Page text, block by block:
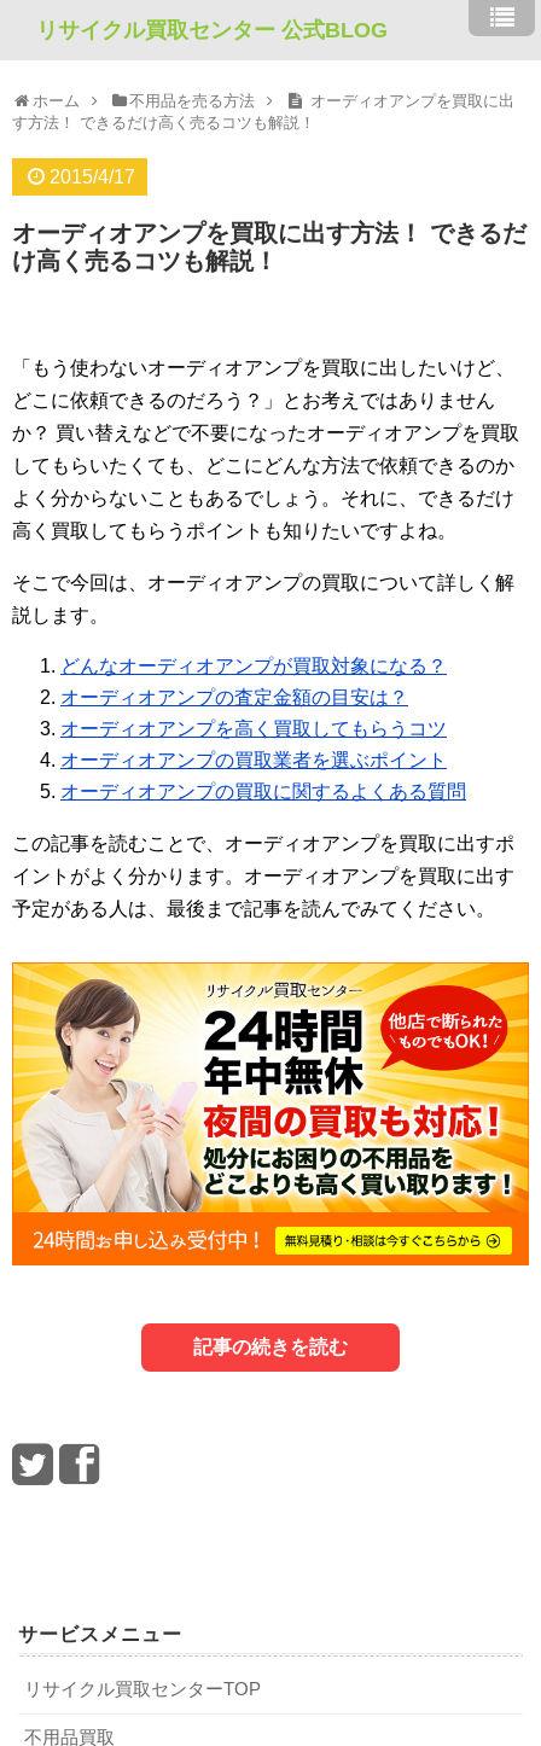
リサイクル買取センター 公式BLOG
ホーム 不用品を売る方法
オーディオアンプを買取に出
す方法！ できるだけ高く売るコツも解説！
2015/4/17
オーディオアンプを買取に出す方法！ できるだ
け高く売るコツも解説！
「もう使わないオーディオアンプを買取に出したいけど、
どこに依頼できるのだろう？」とお考えではありません
か？ 買い替えなどで不要になったオーディオアンプを買取
してもらいたくても、どこにどんな方法で依頼できるのか
よく分からないこともあるでしょう。それに、できるだけ
高く買取してもらうポイントも知りたいですよね。
そこで今回は、オーディオアンプの買取について詳しく解
説します。
どんなオーディオアンプが買取対象になる？
オーディオアンプの査定金額の目安は？
オーディオアンプを高く買取してもらうコツ
オーディオアンプの買取業者を選ぶポイント
オーディオアンプの買取に関するよくある質問
この記事を読むことで、オーディオアンプを買取に出すポ
イントがよく分かります。オーディオアンプを買取に出す
予定がある人は、最後まで記事を読んでみてください。
記事の続きを読む
る？
1-1．有名メーカー品
多くの業者では、有名メーカー品のオーディオアンプを買
コツ
3-1．キレイにクリーニングしておく
オーディオアンプを高く買取してもらうには、キレイにク
る質問
Q．ネット経由でオーディオアンプを買取してもらうメリッ
トは？
A．以下のようなメリットがあります。
都合のよいタイミングで24時間いつでも利用できる
サービスメニュー
リサイクル買取センターTOP
不用品買取